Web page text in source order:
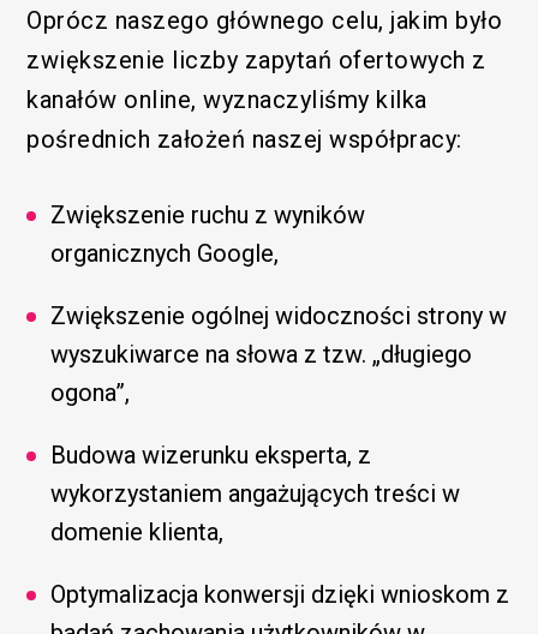
Oprócz naszego głównego celu, jakim było
zwiększenie liczby zapytań ofertowych z
kanałów online, wyznaczyliśmy kilka
pośrednich założeń naszej współpracy:
Zwiększenie ruchu z wyników
organicznych Google,
Zwiększenie ogólnej widoczności strony w
wyszukiwarce na słowa z tzw. „długiego
ogona”,
Budowa wizerunku eksperta, z
wykorzystaniem angażujących treści w
domenie klienta,
Optymalizacja konwersji dzięki wnioskom z